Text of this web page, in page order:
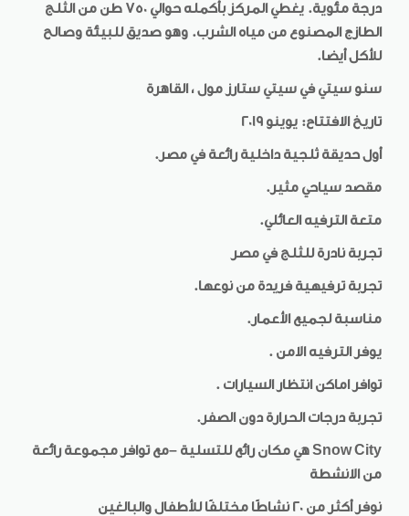
درجة مئوية. يغطي المركز بأكمله حوالي 750 طن من الثلج
الطازج المصنوع من مياه الشرب. وهو صديق للبيئة وصالح
للأكل أيضا.
سنو سيتي في سيتي ستارز مول ، القاهرة
تاريخ الافتتاح: يوينو 2019
أول حديقة ثلجية داخلية رائعة في مصر.
مقصد سياحي مثير.
متعة الترفيه العائلي.
تجربة نادرة للثلج في مصر
تجربة ترفيهية فريدة من نوعها.
مناسبة لجميع الأعمار.
يوفر الترفيه الامن .
توافر اماكن انتظار السيارات .
تجربة درجات الحرارة دون الصفر.
Snow Cityهي مكان رائع للتسلية –مع توافر مجموعة رائعة
من الانشطة
نوفر أكثر من 20 نشاطًا مختلفًا للأطفال والبالغين